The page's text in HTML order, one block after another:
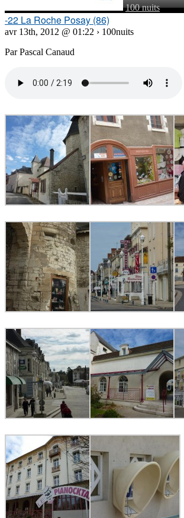
100 nuits
-22 La Roche Posay (86)
avr 13th, 2012 @ 01:22 › 100nuits
Par Pascal Canaud